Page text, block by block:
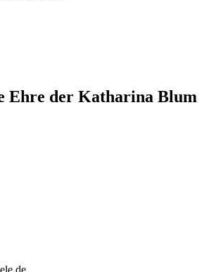
Ehre der Katharina Blum